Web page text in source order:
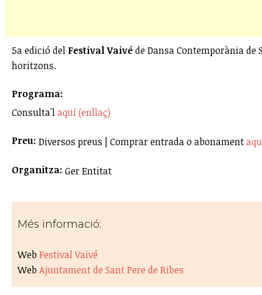
5a edició del Festival Vaivéde Dansa Contemporània
horitzons.
Programa:
Consulta'laquí (enllaç)
Preu: Diversos preus | Comprar entrada o abonament
Organitza: Ger Entitat
Més informació:
WebFestival Vaivé
WebAjuntament de Sant Pere de Ribes